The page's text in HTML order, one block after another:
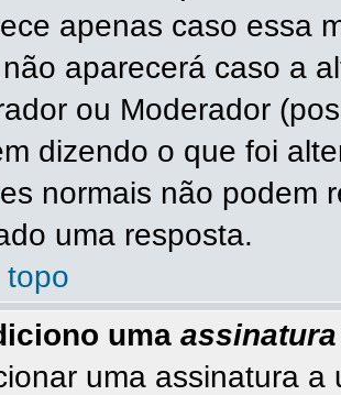
apenas caso essa
aparecerá caso a
ou Moderador
dizendo o que foi
normais não podem
uma resposta.
topo
uma assinatura
uma assinatura